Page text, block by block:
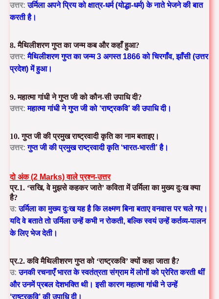
उत्तर: उर्मिला अपने प्रिय कोक्षात्र-धर्म(योद्धा-धर्म) के नाते भेजने की बात
करती है।
8. मैथिलीशरण गुप्त का जन्म कब और कहाँ हुआ?
उत्तर: मैथिलीशरण गुप्त का जन्म3 अगस्त 1866कोचिरगाँव, झाँसी (उत्तर
प्रदेश)में हुआ।
9. महात्मा गांधी ने गुप्त जी को कौन-सी उपाधि दी?
उत्तर: महात्मा गांधी ने गुप्त जी को ‘राष्ट्रकवि’की उपाधि दी।
10. गुप्त जी की प्रमुख राष्ट्रवादी कृति का नाम बताइए।
उत्तर: गुप्त जी की प्रमुख राष्ट्रवादी कृति ‘भारत-भारती’है।
दो अंक (2 Marks) वाले प्रश्न-उत्तर
प्र.1. ‘सखि, वे मुझसे कहकर जाते’ कविता में उर्मिला का मुख्य दुःख क्या
है?
उ: उर्मिला का मुख्य दुःख यह है कि लक्ष्मण बिना बताए वनवास पर चले गए।
यदि वे बताते तो उर्मिला उन्हें कभी न रोकती, बल्कि स्वयं उन्हें कर्तव्य-पालन
के लिए भेज देती।
प्र.2. कवि मैथिलीशरण गुप्त को ‘राष्ट्रकवि’ क्यों कहा जाता है?
उ: उनकी रचनाएँ भारत के स्वतंत्रता संग्राम में लोगों को प्रेरित करती थीं
और उनमें प्रबल देशभक्ति थी। इसी कारण महात्मा गांधी ने उन्हें
‘राष्ट्रकवि’ की उपाधि दी।